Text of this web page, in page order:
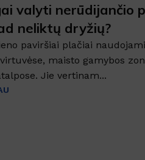
valyti nerūdijančio
neliktų dryžių?
paviršiai plačiai naudojami
maisto gamybos
Jie vertinam...